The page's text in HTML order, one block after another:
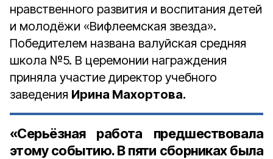
нравственного развития и воспитания детей
и молодёжи «Вифлеемская звезда».
Победителем названа валуйская средняя
школа №5. В церемонии награждения
приняла участие директор учебного
заведения Ирина Махортова.
«Серьёзная работа предшествовала
этому событию. В пяти сборниках была